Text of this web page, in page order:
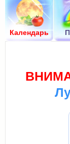
Календарь